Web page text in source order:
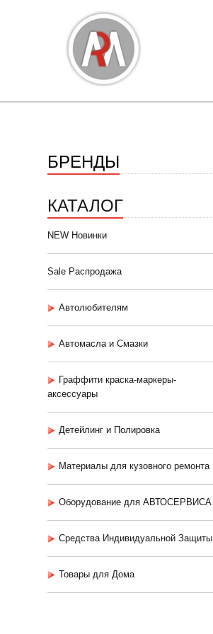
БРЕНДЫ
КАТАЛОГ
NEW Новинки
Sale Распродажа
Автолюбителям
Автомасла и Смазки
Граффити краска-маркеры-
аксессуары
Детейлинг и Полировка
Материалы для кузовного ремонта
Оборудование для АВТОСЕРВИСА
Средства Индивидуальной Защиты
Товары для Дома